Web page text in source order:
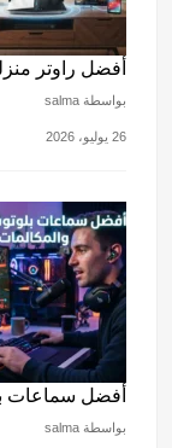
أفضل راوتر
بواسطة salma
26 يوليو، 2026
أفضل سماعات
بواسطة salma